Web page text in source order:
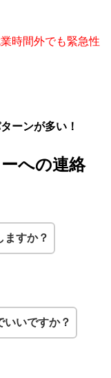
時間外でも緊急性
ーンが多い！
への連絡
ますか？
いいですか？